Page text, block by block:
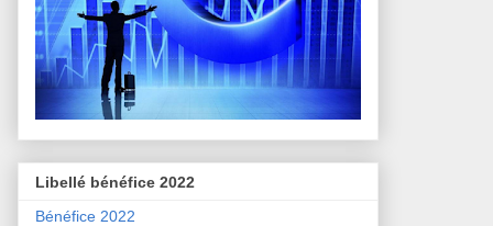
Libellé bénéfice 2022
Bénéfice 2022